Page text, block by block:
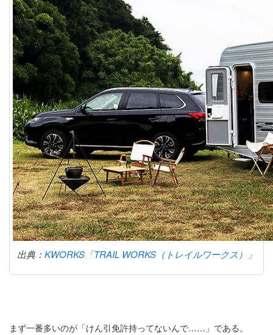
出典： KWORKS「TRAIL WORKS（トレイルワークス）」
まず一番多いのが「けん引免許持ってないんで……」である。